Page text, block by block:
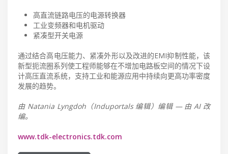
高直流链路电压的电源转换器
工业变频器和电机驱动
紧凑型开关电源
通过结合高电压能力、紧凑外形以及改进的EMI抑制性能，该
新型扼流圈系列使工程师能够在不增加电路板空间的情况下设
计高压直流系统，支持工业和能源应用中持续向更高功率密度
发展的趋势。
由 Natania Lyngdoh（Induportals 编辑）编辑 — 由 AI 改
编。
www.tdk-electronics.tdk.com